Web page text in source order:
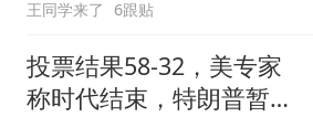
王同学来了 6跟贴
投票结果58-32，美专家
称时代结束，特朗普暂不